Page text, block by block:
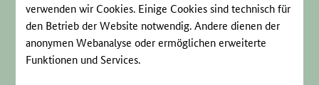
verwenden wir Cookies. Einige Cookies sind technisch für
den Betrieb der Website notwendig. Andere dienen der
anonymen Webanalyse oder ermöglichen erweiterte
Funktionen und Services.